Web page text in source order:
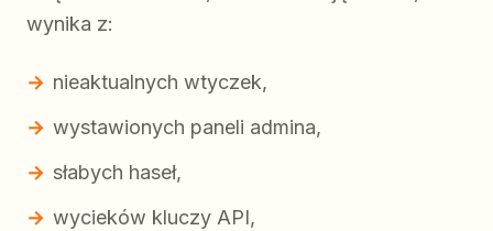
wynika z:
nieaktualnych wtyczek,
wystawionych paneli admina,
słabych haseł,
wycieków kluczy API,